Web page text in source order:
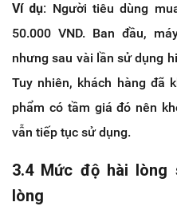
Ví dụ: Người tiêu dùng
50.000 VND. Ban đầu,
nhưng sau vài lần sử dụng
Tuy nhiên, khách hàng đã
phẩm có tầm giá đó nên
vẫn tiếp tục sử dụng.
3.4 Mức độ hài lòng
lòng